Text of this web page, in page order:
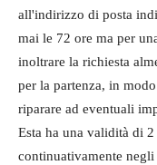
all'indirizzo di posta
mai le 72 ore ma per
inoltrare la richiesta
per la partenza, in
riparare ad eventuali
Esta ha una validità di
continuativamente